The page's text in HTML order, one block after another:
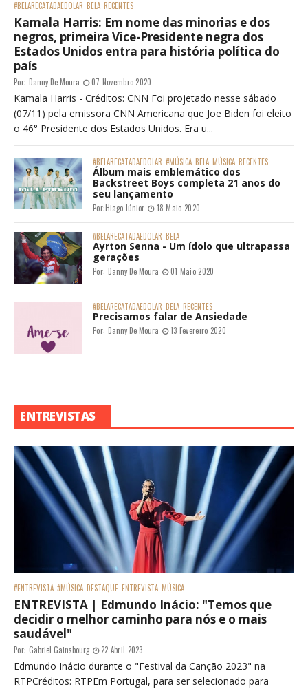
#BELARECATADAEDOLAR BELA RECENTES
Kamala Harris: Em nome das minorias e dos
negros, primeira Vice-Presidente negra dos
Estados Unidos entra para história política do
país
Por: Danny De Moura 07 Novembro 2020
Kamala Harris - Créditos: CNN Foi projetado nesse sábado
(07/11) pela emissora CNN Americana que Joe Biden foi eleito
o 46° Presidente dos Estados Unidos. Era u...
#BELARECATADAEDOLAR #MÚSICA BELA MÚSICA RECENTES
Álbum mais emblemático dos
Backstreet Boys completa 21 anos do
seu lançamento
Por:Hiago Júnior 18 Maio 2020
#BELARECATADAEDOLAR BELA
Ayrton Senna - Um ídolo que ultrapassa
gerações
Por: Danny De Moura 01 Maio 2020
#BELARECATADAEDOLAR BELA RECENTES
Precisamos falar de Ansiedade
Por: Danny De Moura 13 Fevereiro 2020
ENTREVISTAS
#ENTREVISTA #MÚSICA DESTAQUE ENTREVISTA MÚSICA
ENTREVISTA | Edmundo Inácio: "Temos que
decidir o melhor caminho para nós e o mais
saudável"
Por: Gabriel Gainsbourg 22 Abril 2023
Edmundo Inácio durante o "Festival da Canção 2023" na
RTPCréditos: RTPEm Portugal, para ser selecionado para